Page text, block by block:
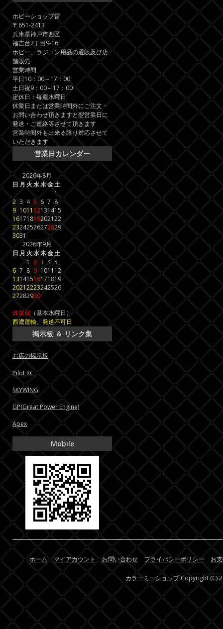
ホビーショップ雷
〒651-2413
兵庫県神戸市西区
福吉台2丁目9-16
ホビー、ラジコン用品の通販及び店
舗販売
営業時間
平日10：00～17：00
土日祝9：00～17：00
定休日：毎週水曜日
休業日または営業時間外にご注文・
お問い合わせ頂きますと翌営業日に
発送・ご連絡等させて頂きます
営業時間外も出来る限り対応させて
いただきます
営業日カレンダー
2026年8月
日月火水木金土
1
2 3 4 5 6 7 8
9 1011 12131415
16171819202122
23242526272829
3031
2026年9月
日月 火水木金土
1 2 3 4 5
6 7 8 9 1011 12
13141516171819
20212223242526
27282930
休業日 （基本水曜日）
西濃運輸、発送不可日
掲示板 ＆ リンク集
お店の掲示板
Pilot RC
SKYWING
GP(Great Power Engine)
Apex
Mobile
ホーム マイアカウント お問い合わせ プライバシーポリシー お
カラーミーショップCopyright (C)